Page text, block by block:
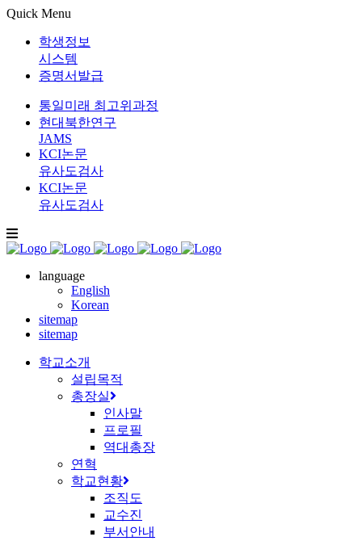
Quick Menu
학생정보
시스템
증명서발급
통일미래 최고위과정
현대북한연구
JAMS
KCI논문
유사도검사
KCI논문
유사도검사
language
English
Korean
sitemap
sitemap
학교소개
설립목적
총장실
인사말
프로필
역대총장
연혁
학교현황
조직도
교수진
부서안내